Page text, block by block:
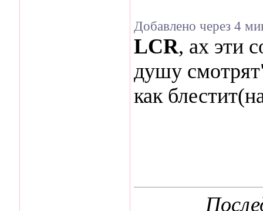
Добавлено через 4
LCR, ах эти
душу
как